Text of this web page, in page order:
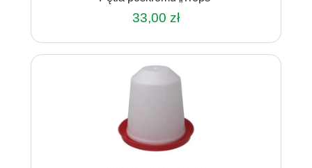
33,00 zł